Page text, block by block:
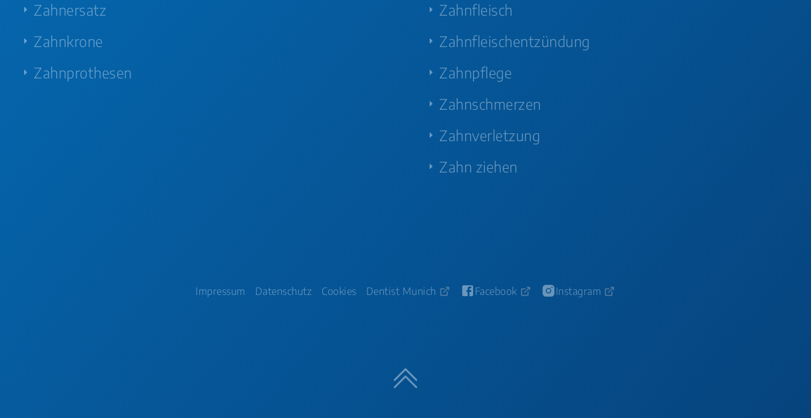
Zahnersatz
Zahnkrone
Zahnprothesen
Zahnfleisch
Zahnfleischentzündung
Zahnpflege
Zahnschmerzen
Zahnverletzung
Zahn ziehen
Impressum Datenschutz Cookies Dentist Munich Facebook Instagram